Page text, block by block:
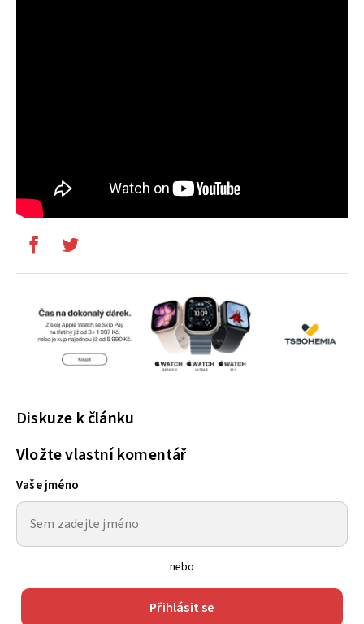
Diskuze k článku
Vložte vlastní komentář
Vaše jméno
nebo
Přihlásit se